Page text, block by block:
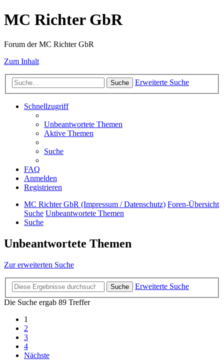
MC Richter GbR
Forum der MC Richter GbR
Zum Inhalt
Suche Erweiterte Suche
Schnellzugriff
Unbeantwortete Themen
Aktive Themen
Suche
FAQ
Anmelden
Registrieren
MC Richter GbR (Impressum / Datenschutz) Foren-Übersicht
Suche Unbeantwortete Themen
Suche
Unbeantwortete Themen
Zur erweiterten Suche
Suche
Erweiterte Suche
Die Suche ergab 89 Treffer
1
2
3
4
Nächste